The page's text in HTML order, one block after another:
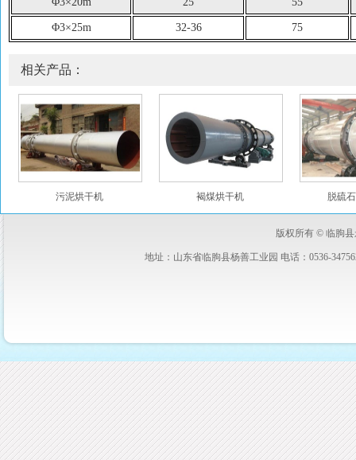
Φ3×25m 32-36 75
相关产品：
污泥烘干机 褐煤烘干机 脱硫
版权所有 © 临朐
地址：山东省临朐县杨善工业园 电话：0536-